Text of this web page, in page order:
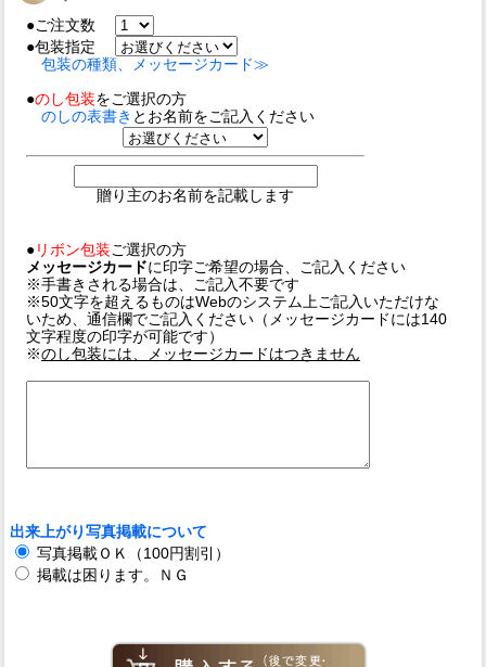
●ご注文数
●包装指定
包装の種類、メッセージカード≫
●のし包装をご選択の方
のしの表書き とお名前をご記入ください
贈り主のお名前を記載します
● リボン包装 ご選択の方
メッセージカードに印字ご希望の場合、ご記入ください
※手書きされる場合は、ご記入不要です
※50文字を超えるものはWebのシステム上ご記入いただけな
いため、通信欄でご記入ください（メッセージカードには140
文字程度の印字が可能です）
※のし包装には、メッセージカードはつきません
出来上がり写真掲載について
写真掲載ＯＫ（100円割引）
掲載は困ります。ＮＧ